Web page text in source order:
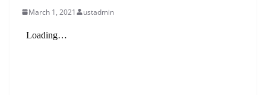
March 1, 2021 ustadmin